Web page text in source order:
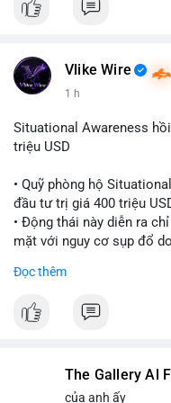
Vlike Wire
1 h
Situational Awareness
triệu USD
• Quỹ phòng hộ
đầu tư trị giá 400 triệu
• Động thái này diễn ra
mặt với nguy cơ sụp đổ
• Sự trở lại này đánh dấu
$btc $eth
Đọc thêm
The Gallery Al
của anh ấy